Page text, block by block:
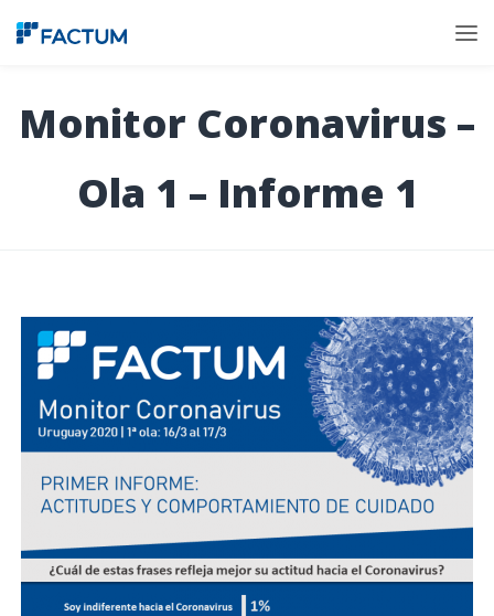
Monitor Coronavirus –
Ola 1 – Informe 1